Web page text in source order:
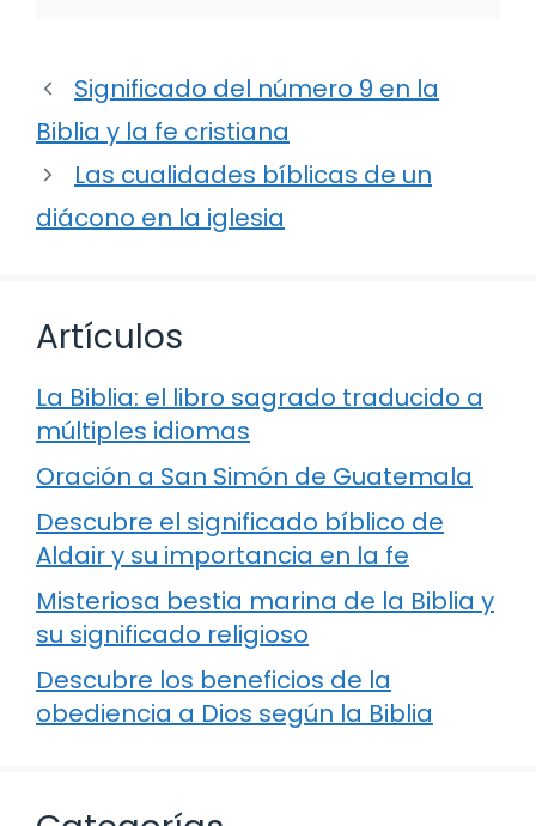
Significado del número 9 en la
Biblia y la fe cristiana
Las cualidades bíblicas de un
diácono en la iglesia
Artículos
La Biblia: el libro sagrado traducido a
múltiples idiomas
Oración a San Simón de Guatemala
Descubre el significado bíblico de
Aldair y su importancia en la fe
Misteriosa bestia marina de la Biblia y
su significado religioso
Descubre los beneficios de la
obediencia a Dios según la Biblia